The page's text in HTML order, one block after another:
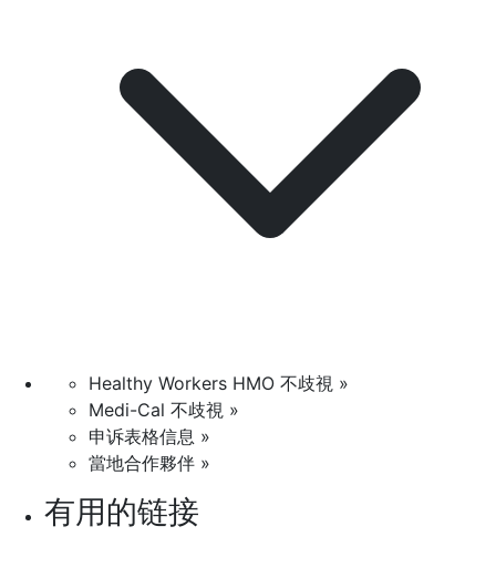
Healthy Workers HMO 不歧視 »
Medi-Cal 不歧視 »
申诉表格信息 »
當地合作夥伴 »
有用的链接